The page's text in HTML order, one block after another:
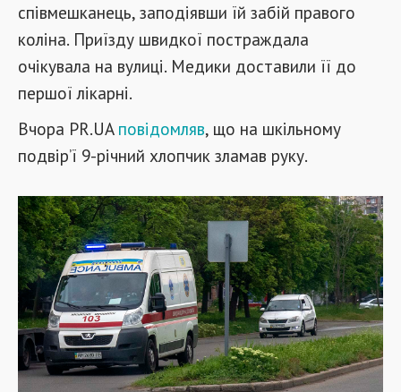
співмешканець, заподіявши їй забій правого
коліна. Приїзду швидкої постраждала
очікувала на вулиці. Медики доставили її до
першої лікарні.
Вчора PR.UA повідомляв, що на шкільному
подвір’ї 9-річний хлопчик зламав руку.